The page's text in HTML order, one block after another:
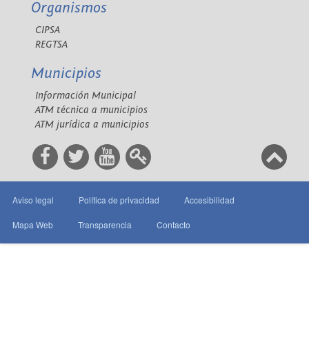
Organismos
CIPSA
REGTSA
Municipios
Información Municipal
ATM técnica a municipios
ATM jurídica a municipios
Aviso legal Política de privacidad Accesibilidad
Mapa Web Transparencia Contacto